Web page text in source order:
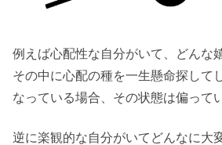
例えば心配性な自分がいて、どんな
その中に心配の種を一生懸命探して
なっている場合、その状態は偏って
逆に楽観的な自分がいてどんなに大